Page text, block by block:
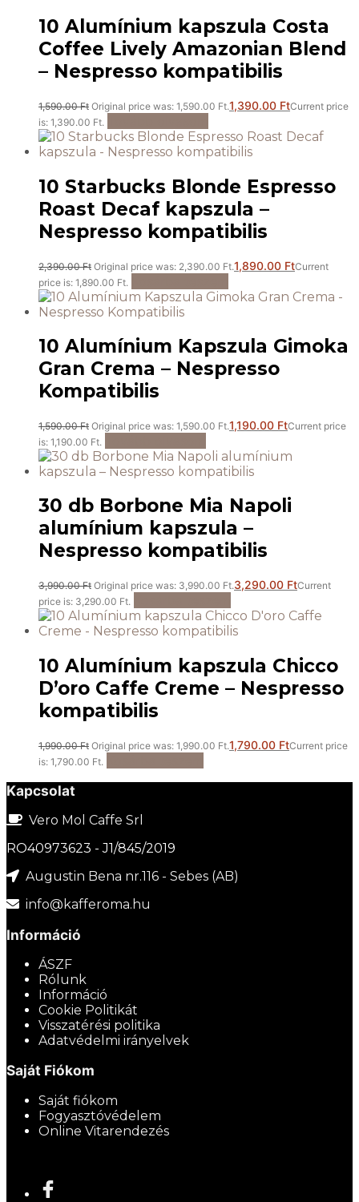
10 Alumínium kapszula Costa
Coffee Lively Amazonian Blend
– Nespresso kompatibilis
1,590.00Ft Original price was: 1,590.00 Ft.1,390.00 FtCurrent price
is: 1,390.00 Ft.
10 Starbucks Blonde Espresso
Roast Decaf kapszula –
Nespresso kompatibilis
2,390.00Ft Original price was: 2,390.00 Ft.1,890.00 FtCurrent
price is: 1,890.00 Ft.
10 Alumínium Kapszula Gimoka
Gran Crema – Nespresso
Kompatibilis
1,590.00Ft Original price was: 1,590.00 Ft.1,190.00 FtCurrent price
is: 1,190.00 Ft.
30 db Borbone Mia Napoli
alumínium kapszula –
Nespresso kompatibilis
3,990.00Ft Original price was: 3,990.00 Ft.3,290.00 FtCurrent
price is: 3,290.00 Ft.
10 Alumínium kapszula Chicco
D’oro Caffe Creme – Nespresso
kompatibilis
1,990.00Ft Original price was: 1,990.00 Ft.1,790.00 FtCurrent price
is: 1,790.00 Ft.
Kapcsolat
Vero Mol Caffe Srl
RO40973623 - J1/845/2019
Augustin Bena nr.116 - Sebes (AB)
info@kafferoma.hu
Információ
ÁSZF
Rólunk
Információ
Cookie Politikát
Visszatérési politika
Adatvédelmi irányelvek
Saját Fiókom
Saját fiókom
Fogyasztóvédelem
Online Vitarendezés